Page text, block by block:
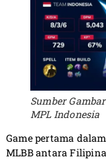
Sumber
MPL Indonesia
Game pertama
MLBB antara